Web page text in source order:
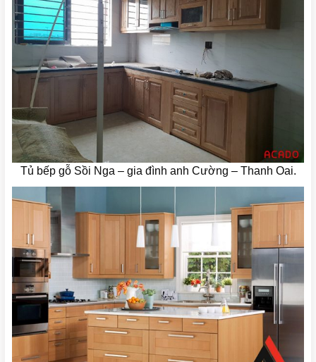
Tủ bếp gỗ Sồi Nga – gia đình anh Cường – Thanh Oai.